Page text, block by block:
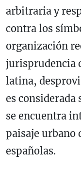
arbitraria y
contra los
organización
jurisprudencia
latina,
es
se encuentra
paisaje urbano
españolas.